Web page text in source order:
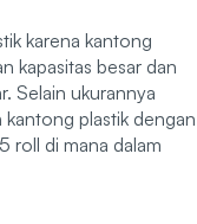
karena kantong
kapasitas besar dan
Selain ukurannya
kantong plastik dengan
roll di mana dalam